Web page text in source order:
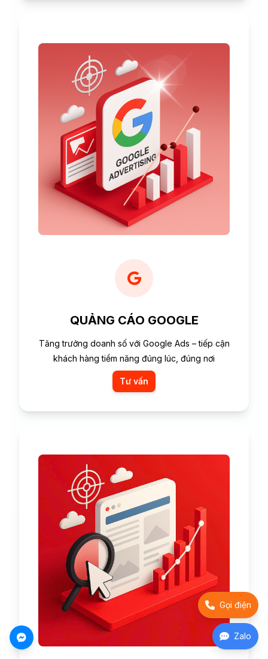
QUẢNG CÁO GOOGLE
Tăng trưởng doanh số với Google Ads – tiếp cận
khách hàng tiềm năng đúng lúc, đúng nơi
Tư vấn
Gọi điện
Zalo